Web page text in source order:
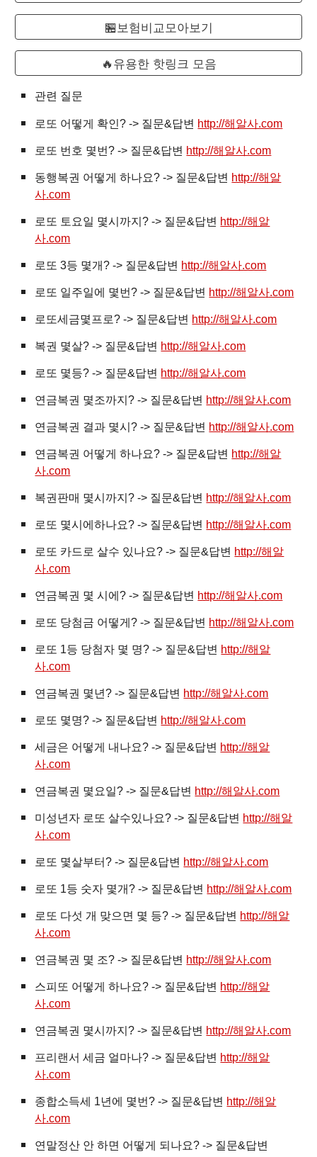
🏪보험비교모아보기
🔥유용한 핫링크 모음
관련 질문
로또 어떻게 확인? -> 질문&답변 http://해알사.com
로또 번호 몇번? -> 질문&답변 http://해알사.com
동행복권 어떻게 하나요? -> 질문&답변 http://해알
사.com
로또 토요일 몇시까지? -> 질문&답변 http://해알
사.com
로또 3등 몇개? -> 질문&답변 http://해알사.com
로또 일주일에 몇번? -> 질문&답변 http://해알사.com
로또세금몇프로? -> 질문&답변 http://해알사.com
복권 몇살? -> 질문&답변 http://해알사.com
로또 몇등? -> 질문&답변 http://해알사.com
연금복권 몇조까지? -> 질문&답변 http://해알사.com
연금복권 결과 몇시? -> 질문&답변 http://해알사.com
연금복권 어떻게 하나요? -> 질문&답변 http://해알
사.com
복권판매 몇시까지? -> 질문&답변 http://해알사.com
로또 몇시에하나요? -> 질문&답변 http://해알사.com
로또 카드로 살수 있나요? -> 질문&답변 http://해알
사.com
연금복권 몇 시에? -> 질문&답변 http://해알사.com
로또 당첨금 어떻게? -> 질문&답변 http://해알사.com
로또 1등 당첨자 몇 명? -> 질문&답변 http://해알
사.com
연금복권 몇년? -> 질문&답변 http://해알사.com
로또 몇명? -> 질문&답변 http://해알사.com
세금은 어떻게 내나요? -> 질문&답변 http://해알
사.com
연금복권 몇요일? -> 질문&답변 http://해알사.com
미성년자 로또 살수있나요? -> 질문&답변 http://해알
사.com
로또 몇살부터? -> 질문&답변 http://해알사.com
로또 1등 숫자 몇개? -> 질문&답변 http://해알사.com
로또 다섯 개 맞으면 몇 등? -> 질문&답변 http://해알
사.com
연금복권 몇 조? -> 질문&답변 http://해알사.com
스피또 어떻게 하나요? -> 질문&답변 http://해알
사.com
연금복권 몇시까지? -> 질문&답변 http://해알사.com
프리랜서 세금 얼마나? -> 질문&답변 http://해알
사.com
종합소득세 1년에 몇번? -> 질문&답변 http://해알
사.com
연말정산 안 하면 어떻게 되나요? -> 질문&답변